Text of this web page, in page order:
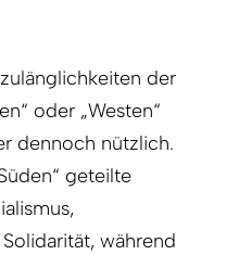
der
oder „Westen“
dennoch nützlich.
geteilte
während